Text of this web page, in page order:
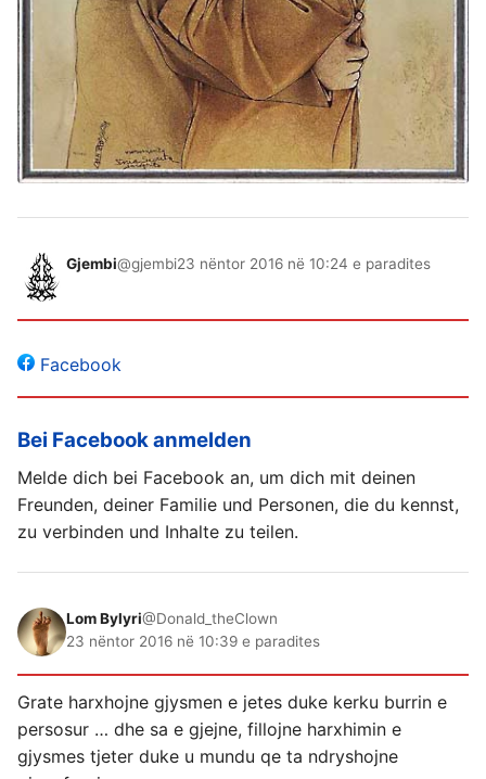
Gjembi@gjembi23 nëntor 2016 në 10:24 e paradites
Facebook
Bei Facebook anmelden
Melde dich bei Facebook an, um dich mit deinen
Freunden, deiner Familie und Personen, die du kennst,
zu verbinden und Inhalte zu teilen.
Lom Bylyri@Donald_theClown
23 nëntor 2016 në 10:39 e paradites
Grate harxhojne gjysmen e jetes duke kerku burrin e
persosur … dhe sa e gjejne, fillojne harxhimin e
gjysmes tjeter duke u mundu qe ta ndryshojne